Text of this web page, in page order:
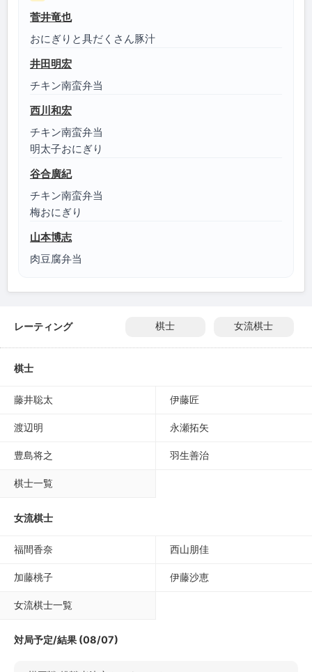
菅井竜也
おにぎりと具だくさん豚汁
井田明宏
チキン南蛮弁当
西川和宏
チキン南蛮弁当
明太子おにぎり
谷合廣紀
チキン南蛮弁当
梅おにぎり
山本博志
肉豆腐弁当
レーティング 棋士 女流棋士
棋士
藤井聡太 伊藤匠
渡辺明 永瀬拓矢
豊島将之 羽生善治
棋士一覧
女流棋士
福間香奈 西山朋佳
加藤桃子 伊藤沙恵
女流棋士一覧
対局予定/結果 (08/07)